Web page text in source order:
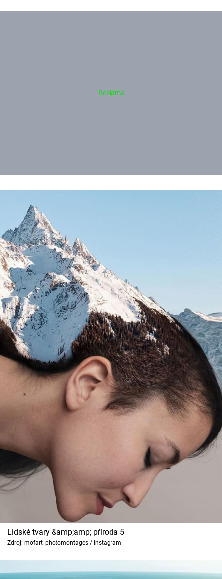
Lidské tvary &amp;amp; příroda 5
Zdroj: mofart_photomontages / Instagram